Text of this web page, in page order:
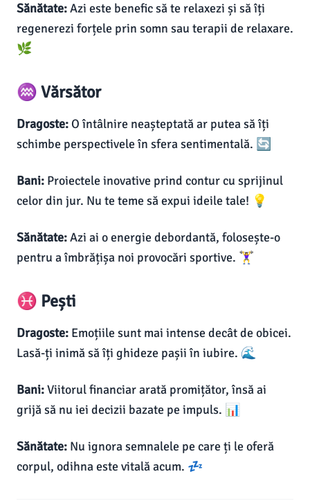
Sănătate:Azi este benefic să te relaxezi și să îți
regenerezi forțele prin somn sau terapii de relaxare.
🌿
♒ Vărsător
Dragoste: O întâlnire neașteptată ar putea să îți
schimbe perspectivele în sfera sentimentală. 🔄
Bani: Proiectele inovative prind contur cu sprijinul
celor din jur. Nu te teme să expui ideile tale! 💡
Sănătate:Azi ai o energie debordantă, folosește-o
pentru a îmbrățișa noi provocări sportive. 🏋️‍♀️
♓ Pești
Dragoste: Emoțiile sunt mai intense decât de obicei.
Lasă-ți inimă să îți ghideze pașii în iubire. 🌊
Bani:Viitorul financiar arată promițător, însă ai
grijă să nu iei decizii bazate pe impuls. 📊
Sănătate: Nu ignora semnalele pe care ți le oferă
corpul, odihna este vitală acum. 💤